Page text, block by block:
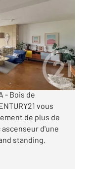
en exclusivité à
- Bois de
vous
de plus de
ascenseur d'une
standing.